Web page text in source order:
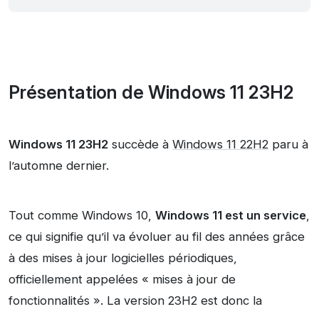
Présentation de Windows 11 23H2
Windows 11 23H2 succède à Windows 11 22H2 paru à
l’automne dernier.
Tout comme Windows 10, Windows 11 est un service,
ce qui signifie qu’il va évoluer au fil des années grâce
à des mises à jour logicielles périodiques,
officiellement appelées « mises à jour de
fonctionnalités ». La version 23H2 est donc la